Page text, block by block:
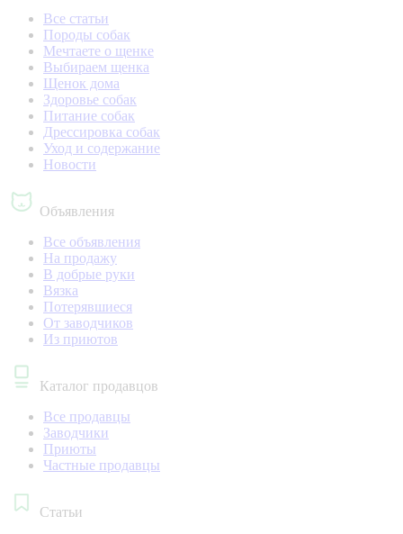
Все статьи
Породы собак
Мечтаете о щенке
Выбираем щенка
Щенок дома
Здоровье собак
Питание собак
Дрессировка собак
Уход и содержание
Новости
Объявления
Все объявления
На продажу
В добрые руки
Вязка
Потерявшиеся
От заводчиков
Из приютов
Каталог продавцов
Все продавцы
Заводчики
Приюты
Частные продавцы
Статьи